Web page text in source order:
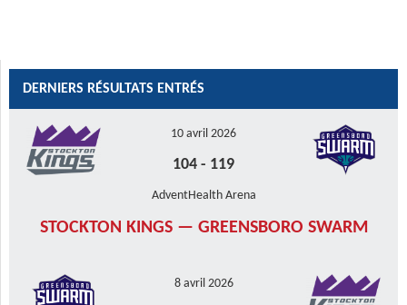
DERNIERS RÉSULTATS ENTRÉS
10 avril 2026
104 - 119
AdventHealth Arena
STOCKTON KINGS — GREENSBORO SWARM
8 avril 2026